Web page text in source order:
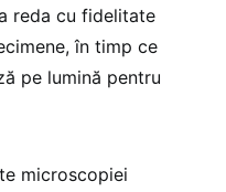
reda cu fidelitate
în timp ce
pe lumină pentru
microscopiei